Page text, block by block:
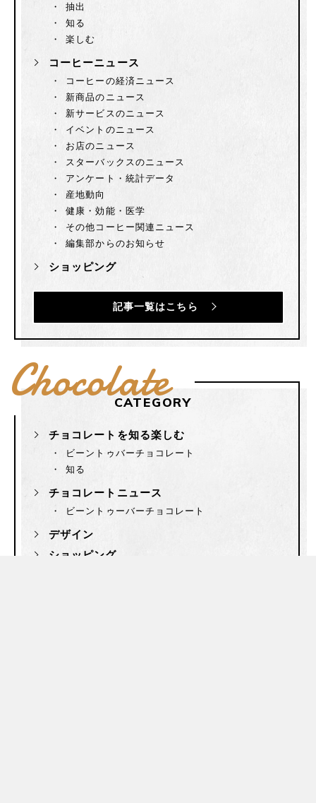
抽出
知る
楽しむ
コーヒーニュース
コーヒーの経済ニュース
新商品のニュース
新サービスのニュース
イベントのニュース
お店のニュース
スターバックスのニュース
アンケート・統計データ
産地動向
健康・効能・医学
その他コーヒー関連ニュース
編集部からのお知らせ
ショッピング
記事一覧はこちら
Chocolate
CATEGORY
チョコレートを知る楽しむ
ビーントゥバーチョコレート
知る
チョコレートニュース
ビーントゥーバーチョコレート
デザイン
ショッピング